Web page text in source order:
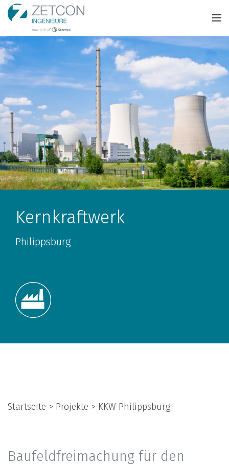
Kernkraftwerk
Philippsburg
Startseite > Projekte > KKW Philippsburg
Baufeldfreimachung für den